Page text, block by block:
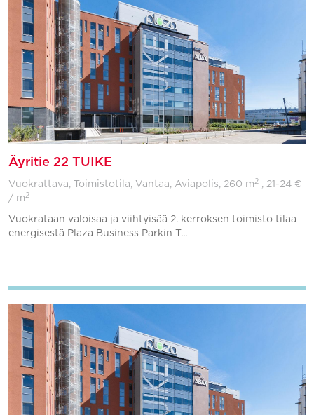
Äyritie 22 TUIKE
Vuokrattava, Toimistotila, Vantaa, Aviapolis, 260 m 2 , 21-24 €
/ m 2
Vuokrataan valoisaa ja viihtyisää 2. kerroksen toimisto tilaa
energisestä Plaza Business Parkin T...